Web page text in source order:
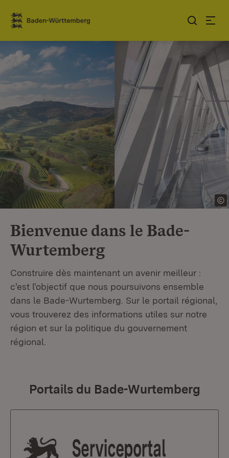
Sauter au contenu
Link zur Startseite
Bienvenue dans le Bade-
Wurtemberg
Construire dès maintenant un avenir meilleur :
c'est l'objectif que nous poursuivons ensemble
dans le Bade-Wurtemberg. Sur le portail régional,
vous trouverez des informations utiles sur notre
région et sur la politique du gouvernement
régional.
Portails du Bade-Wurtemberg